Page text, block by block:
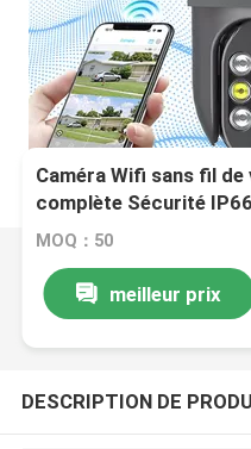
Caméra Wifi sans fil
complète Sécurité
MOQ：50
meilleur prix
DESCRIPTION DE